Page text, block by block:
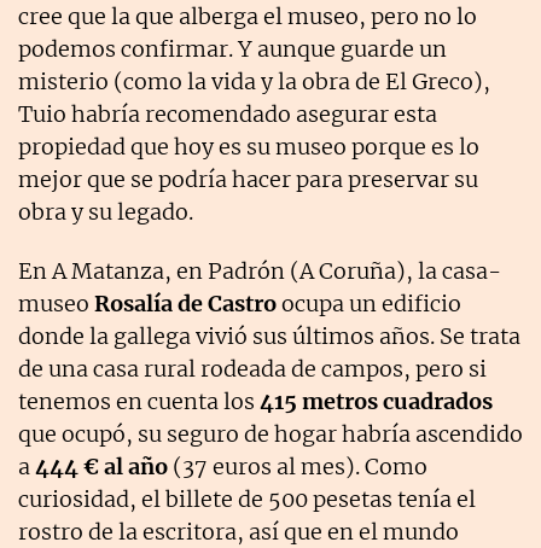
cree que la que alberga el museo, pero no lo
podemos confirmar. Y aunque guarde un
misterio (como la vida y la obra de El Greco),
Tuio habría recomendado asegurar esta
propiedad que hoy es su museo porque es lo
mejor que se podría hacer para preservar su
obra y su legado.
En A Matanza, en Padrón (A Coruña), la casa-
museo Rosalía de Castroocupa un edificio
donde la gallega vivió sus últimos años. Se trata
de una casa rural rodeada de campos, pero si
tenemos en cuenta los 415 metros cuadrados
que ocupó, su seguro de hogar habría ascendido
a444 € al año (37 euros al mes). Como
curiosidad, el billete de 500 pesetas tenía el
rostro de la escritora, así que en el mundo